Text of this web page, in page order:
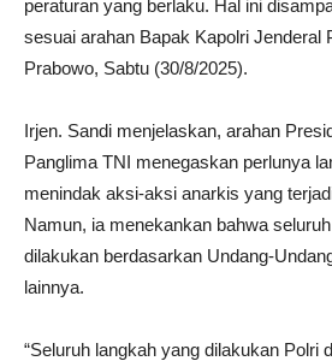
peraturan yang berlaku. Hal ini
sesuai arahan Bapak Kapolri Jenderal
Prabowo, Sabtu (30/8/2025).
Irjen. Sandi menjelaskan, arahan
Panglima TNI menegaskan perlunya
menindak aksi-aksi anarkis yang
Namun, ia menekankan bahwa
dilakukan berdasarkan Undang-
lainnya.
“Seluruh langkah yang dilakukan Polri